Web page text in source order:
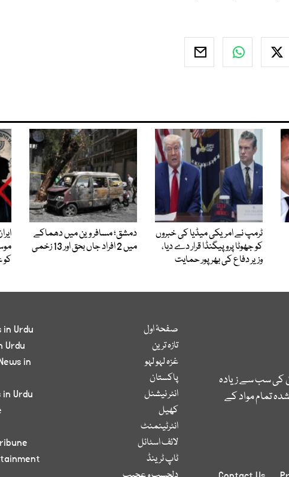
ٹرمپ نے امریکی میڈیا کی خبروں
کو جھوٹا پروپیگنڈا قرار دے دیا،
وزیر دفاع کی بھرپور حمایت
دمشق؛ مسافر وین میں دھماکے
میں 2 افراد جاں بحق اور 13 زخمی
کو
کی سب سے زیادہ
تمام مواد کے
صفحۂ اول
تازہ ترین
غزہ لہو لہو
پاکستان
انٹر نیشنل
کھیل
انٹرٹینمنٹ
لائف اسٹائل
ٹاپ ٹرینڈ
Urdu
Urdu
in
in Urdu